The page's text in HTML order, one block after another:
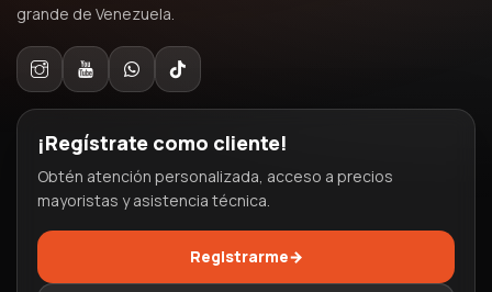
grande de Venezuela.
¡Regístrate como cliente!
Obtén atención personalizada, acceso a precios
mayoristas y asistencia técnica.
Registrarme→